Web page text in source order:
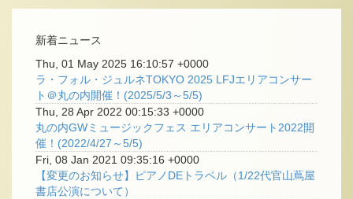
新着ニュース
Thu, 01 May 2025 16:10:57 +0000
ラ・フォル・ジュルネTOKYO 2025 LFJエリアコンサー
ト＠丸の内開催！(2025/5/3～5/5)
Thu, 28 Apr 2022 00:15:33 +0000
丸の内GWミュージックフェス エリアコンサート2022開
催！(2022/4/27～5/5)
Fri, 08 Jan 2021 09:35:16 +0000
【変更のお知らせ】ピアノDEトラベル（1/22代官山蔦屋
書店公演について）